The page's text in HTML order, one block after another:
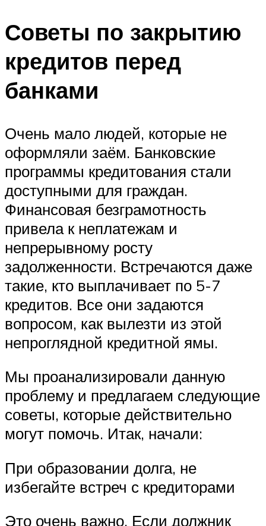
Советы по закрытию
кредитов перед
банками
Очень мало людей, которые не
оформляли заём. Банковские
программы кредитования стали
доступными для граждан.
Финансовая безграмотность
привела к неплатежам и
непрерывному росту
задолженности. Встречаются даже
такие, кто выплачивает по 5-7
кредитов. Все они задаются
вопросом, как вылезти из этой
непроглядной кредитной ямы.
Мы проанализировали данную
проблему и предлагаем следующие
советы, которые действительно
могут помочь. Итак, начали:
При образовании долга, не
избегайте встреч с кредиторами
Это очень важно. Если должник